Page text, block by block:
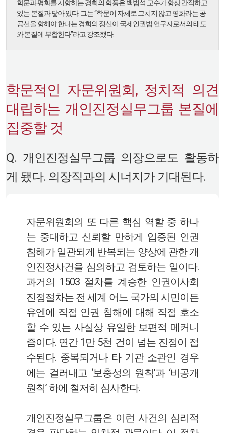
학문과 평화를 지향하는 경희의 학풍은 백범석 교수가 항상 간직하고
있는 본질과 닿아 있다. 그는 “학문이 자체로 그치지 않고 평화라는 공
공선을 향해야 한다는 경희의 정신이 국제인권법 연구자로서의 태도
와 본질에 부합한다”라고 강조했다.
학문적인 자문위원회, 정치적 의견
대립하는 개인진정실무그룹 본질에
집중할 것
Q. 개인진정실무그룹 의장으로도 활동하
게 됐다. 의장직과의 시너지가 기대된다.
자문위원회의 또 다른 핵심 역할 중 하나
는 중대하고 신뢰할 만하게 입증된 인권
침해가 일관되게 반복되는 양상에 관한 개
인진정사건을 심의하고 검토하는 일이다.
과거의 1503 절차를 계승한 인권이사회
진정절차는 전 세계 어느 국가의 시민이든
유엔에 직접 인권 침해에 대해 직접 호소
할 수 있는 사실상 유일한 보편적 메커니
즘이다. 연간 1만 5천 건이 넘는 진정이 접
수된다. 중복되거나 타 기관 소관인 경우
에는 걸러내고 ‘보충성의 원칙’과 ‘비공개
원칙’ 하에 철저히 심사한다.
개인진정실무그룹은 이런 사건의 심리적